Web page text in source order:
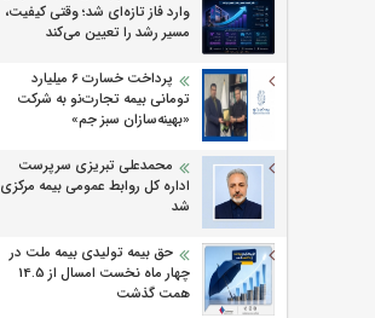
وارد فاز تازه‌ای شد؛ وقتی کیفیت،
مسیر رشد را تعیین می‌کند
پرداخت خسارت ۶ میلیارد
تومانی بیمه تجارت‌نو به شرکت
«بهینه‌سازان سبز جم»
محمدعلی تبریزی سرپرست
اداره كل روابط عمومی بیمه مركزی
شد
حق بیمه تولیدی بیمه ملت در
چهار ماه نخست امسال از 14.5
همت گذشت